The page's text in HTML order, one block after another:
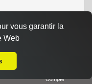
(5 ingrédients au
FROMAGE
Compte
vous garantir la
Web